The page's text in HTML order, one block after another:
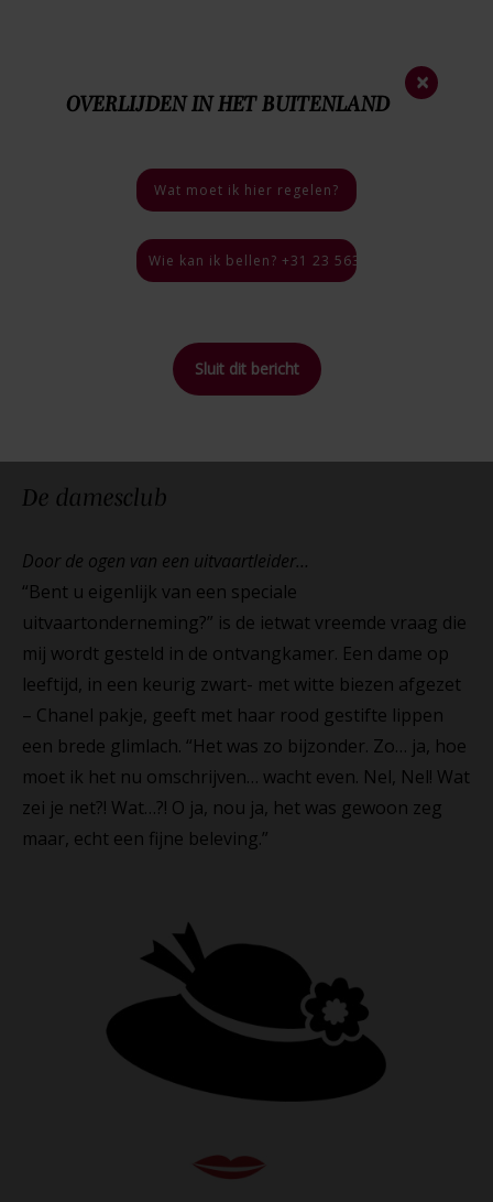
4.9 / 5
De damesclub
Door de ogen van een uitvaartleider…
“Bent u eigenlijk van een speciale
uitvaartonderneming?” is de ietwat vreemde vraag die
mij wordt gesteld in de ontvangkamer. Een dame op
leeftijd, in een keurig zwart- met witte biezen afgezet
– Chanel pakje, geeft met haar rood gestifte lippen
een brede glimlach. “Het was zo bijzonder. Zo… ja, hoe
moet ik het nu omschrijven… wacht even. Nel, Nel! Wat
zei je net?! Wat…?! O ja, nou ja, het was gewoon zeg
maar, echt een fijne beleving.”
×
OVERLIJDEN IN HET BUITENLAND
Wat moet ik hier regelen?
Wie kan ik bellen? +31 23 563 35 44, 24 uur
Sluit dit bericht